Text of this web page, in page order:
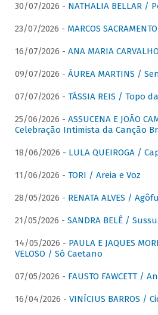
30/07/2026 - NATHALIA BELLAR /
23/07/2026 - MARCOS
16/07/2026 - ANA MARIA
09/07/2026 - ÁUREA MARTINS /
07/07/2026 - TÁSSIA REIS / Topo
25/06/2026 - ASSUCENA E JOÃO
Celebração Intimista da Canção
18/06/2026 - LULA QUEIROGA /
11/06/2026 - TORI / Areia e Voz
28/05/2026 - RENATA ALVES /
21/05/2026 - SANDRA BELÊ /
14/05/2026 - PAULA E JAQUES
VELOSO / Só Caetano
07/05/2026 - FAUSTO FAWCETT /
16/04/2026 - VINÍCIUS BARROS /